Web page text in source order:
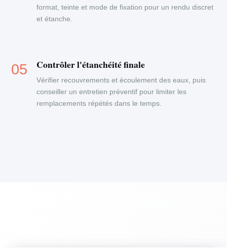
format, teinte et mode de fixation pour un rendu discret
et étanche.
Contrôler l'étanchéité finale
Vérifier recouvrements et écoulement des eaux, puis
conseiller un entretien préventif pour limiter les
remplacements répétés dans le temps.